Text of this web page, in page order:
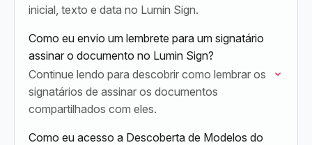
inicial, texto e data no Lumin Sign.
Como eu envio um lembrete para um signatário
assinar o documento no Lumin Sign?
Continue lendo para descobrir como lembrar os
signatários de assinar os documentos
compartilhados com eles.
Como eu acesso a Descoberta de Modelos do